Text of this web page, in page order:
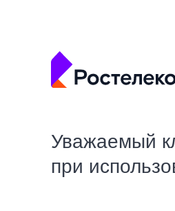
Уважаемый
при